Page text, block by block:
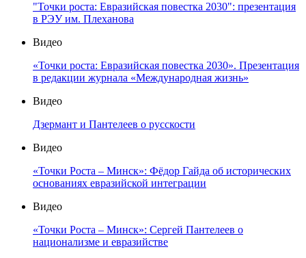
"Точки роста: Евразийская повестка 2030": презентация
в РЭУ им. Плеханова
Видео
«Точки роста: Евразийская повестка 2030». Презентация
в редакции журнала «Международная жизнь»
Видео
Дзермант и Пантелеев о русскости
Видео
«Точки Роста – Минск»: Фёдор Гайда об исторических
основаниях евразийской интеграции
Видео
«Точки Роста – Минск»: Сергей Пантелеев о
национализме и евразийстве